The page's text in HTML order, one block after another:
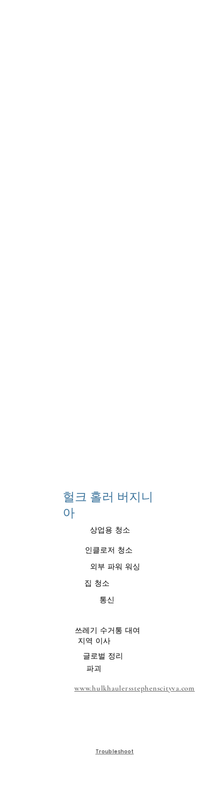
헐크 홀러 버지니
아
상업용 청소
인클로저 청소
외부 파워 워싱
집 청소
통신
쓰레기 수거통 대여
지역 이사
글로벌 정리
파괴
www.hulkhaulersstephenscityva.com
Troubleshoot